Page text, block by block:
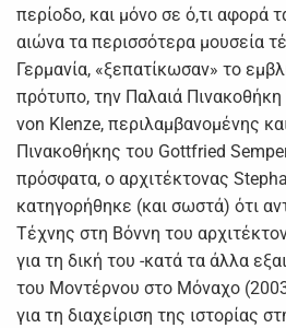
περίοδο, και μόνο σε ό,τι αφορά
αιώνα τα περισσότερα μουσεία
Γερμανία, «ξεπατίκωσαν» το
πρότυπο, την Παλαιά
von Klenze, περιλαμβανομένης
Πινακοθήκης του Gottfried
πρόσφατα, ο αρχιτέκτονας
κατηγορήθηκε (και σωστά) ότι
Τέχνης στη Βόννη του
για τη δική του -κατά τα άλλα
του Μοντέρνου στο Μόναχο
για τη διαχείριση της ιστορίας